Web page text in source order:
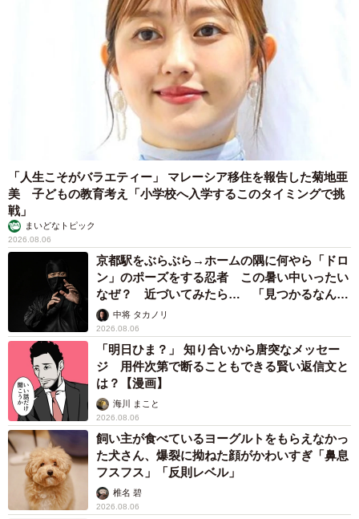
「人生こそがバラエティー」 マレーシア移住を報告した菊地亜
美 子どもの教育考え「小学校へ入学するこのタイミングで挑
戦」
まいどなトピック
2026.08.06
京都駅をぶらぶら→ホームの隅に何やら「ドロ
ン」のポーズをする忍者 この暑い中いったい
なぜ？ 近づいてみたら… 「見つかるなんて
未熟」中将 タカノリ
2026.08.06
「明日ひま？」 知り合いから唐突なメッセー
ジ 用件次第で断ることもできる賢い返信文と
は？【漫画】
海川 まこと
2026.08.06
飼い主が食べているヨーグルトをもらえなかっ
た犬さん、爆裂に拗ねた顔がかわいすぎ「鼻息
フスフス」「反則レベル」
椎名 碧
2026.08.06